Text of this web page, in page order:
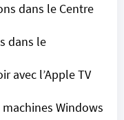
dans le Centre
dans le
avec l’Apple TV
Windows